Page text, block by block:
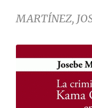
MARTÍNEZ,